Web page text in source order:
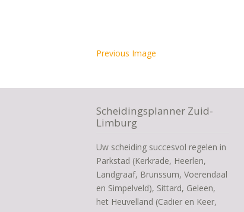
Previous Image
Scheidingsplanner Zuid-
Limburg
Uw scheiding succesvol regelen in
Parkstad (Kerkrade, Heerlen,
Landgraaf, Brunssum, Voerendaal
en Simpelveld), Sittard, Geleen,
het Heuvelland (Cadier en Keer,